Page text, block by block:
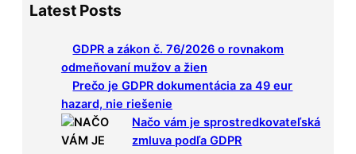
a
Latest Posts
GDPR a zákon č. 76/2026 o rovnakom
odmeňovaní mužov a žien
Prečo je GDPR dokumentácia za 49 eur
hazard, nie riešenie
Načo vám je sprostredkovateľská
zmluva podľa GDPR